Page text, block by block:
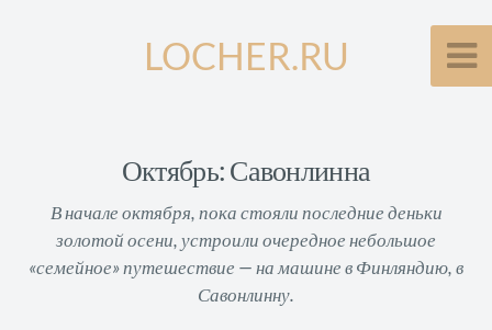
LOCHER.RU
Октябрь: Савонлинна
В начале октября, пока стояли последние деньки
золотой осени, устроили очередное небольшое
«семейное» путешествие — на машине в Финляндию, в
Савонлинну.